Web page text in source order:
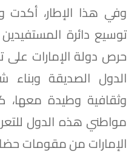
وفي هذا الإطار، أكدت
توسيع دائرة
حرص دولة الإمارات على
الدول الصديقة وبناء
وثقافية وطيدة معها،
مواطني هذه الدول
الإمارات من مقومات